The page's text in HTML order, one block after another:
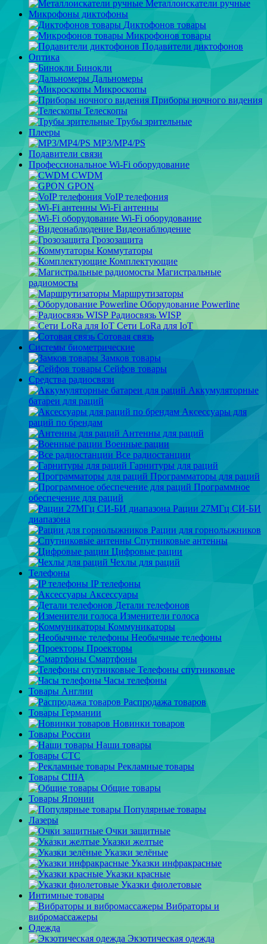
Металлоискатели ручные
Микрофоны диктофоны
Диктофонов товары
Микрофонов товары
Подавители диктофонов
Оптика
Бинокли
Дальномеры
Микроскопы
Приборы ночного видения
Телескопы
Трубы зрительные
Плееры
MP3/MP4/PS
Подавители связи
Профессиональное Wi-Fi оборудование
CWDM
GPON
VoIP телефония
Wi-Fi антенны
Wi-Fi оборудование
Видеонаблюдение
Грозозащита
Коммутаторы
Комплектующие
Магистральные
радиомосты
Маршрутизаторы
Оборудование Powerline
Радиосвязь WISP
Сети LoRa для IoT
Сотовая связь
Системы биометрические
Замков товары
Сейфов товары
Средства радиосвязи
Аккумуляторные
батареи для раций
Аксессуары для
раций по брендам
Антенны для раций
Военные рации
Все радиостанции
Гарнитуры для раций
Программаторы для раций
Программное
обеспечение для раций
Рации 27МГц СИ-БИ
диапазона
Рации для горнолыжников
Спутниковые антенны
Цифровые рации
Чехлы для раций
Телефоны
IP телефоны
Аксессуары
Детали телефонов
Изменители голоса
Коммуникаторы
Необычные телефоны
Проекторы
Смартфоны
Телефоны спутниковые
Часы телефоны
Товары Англии
Распродажа товаров
Товары Германии
Новинки товаров
Товары России
Наши товары
Товары СТС
Рекламные товары
Товары США
Общие товары
Товары Японии
Популярные товары
Лазеры
Очки защитные
Указки желтые
Указки зелёные
Указки инфракрасные
Указки красные
Указки фиолетовые
Интимные товары
Вибраторы и
вибромассажеры
Одежда
Экзотическая одежда